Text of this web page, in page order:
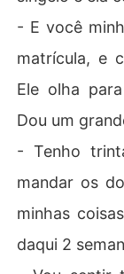
- E você
matrícula, e
Ele olha
Dou um
- Tenho
mandar os
minhas
daqui 2